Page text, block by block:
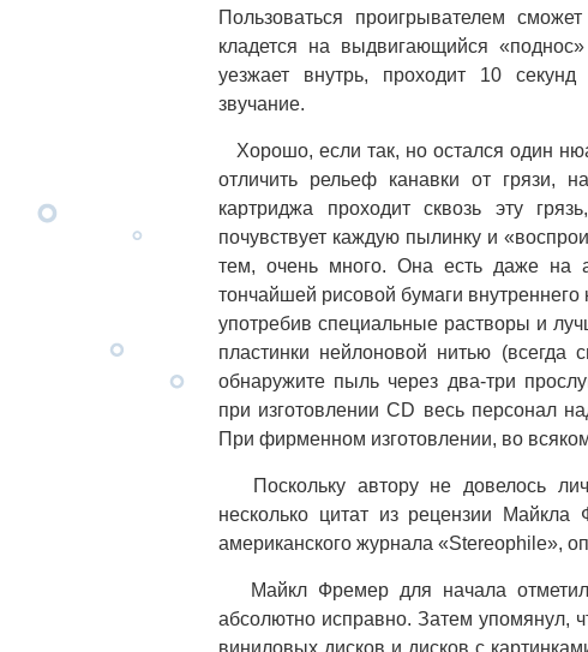
Пользоваться проигрывателем
кладется на выдвигающийся
уезжает внутрь, проходит 10
звучание.
Хорошо, если так, но остался один
отличить рельеф канавки от грязи,
картриджа проходит сквозь эту
почувствует каждую пылинку и
тем, очень много. Она есть даже на
тончайшей рисовой бумаги
употребив специальные растворы и
пластинки нейлоновой нитью
обнаружите пыль через два-три
при изготовлении CD весь персонал
При фирменном изготовлении, во
Поскольку автору не довелось
несколько цитат из рецензии
американского журнала «Stereophile»,
Майкл Фремер для начала
абсолютно исправно. Затем упомянул,
виниловых дисков и дисков с